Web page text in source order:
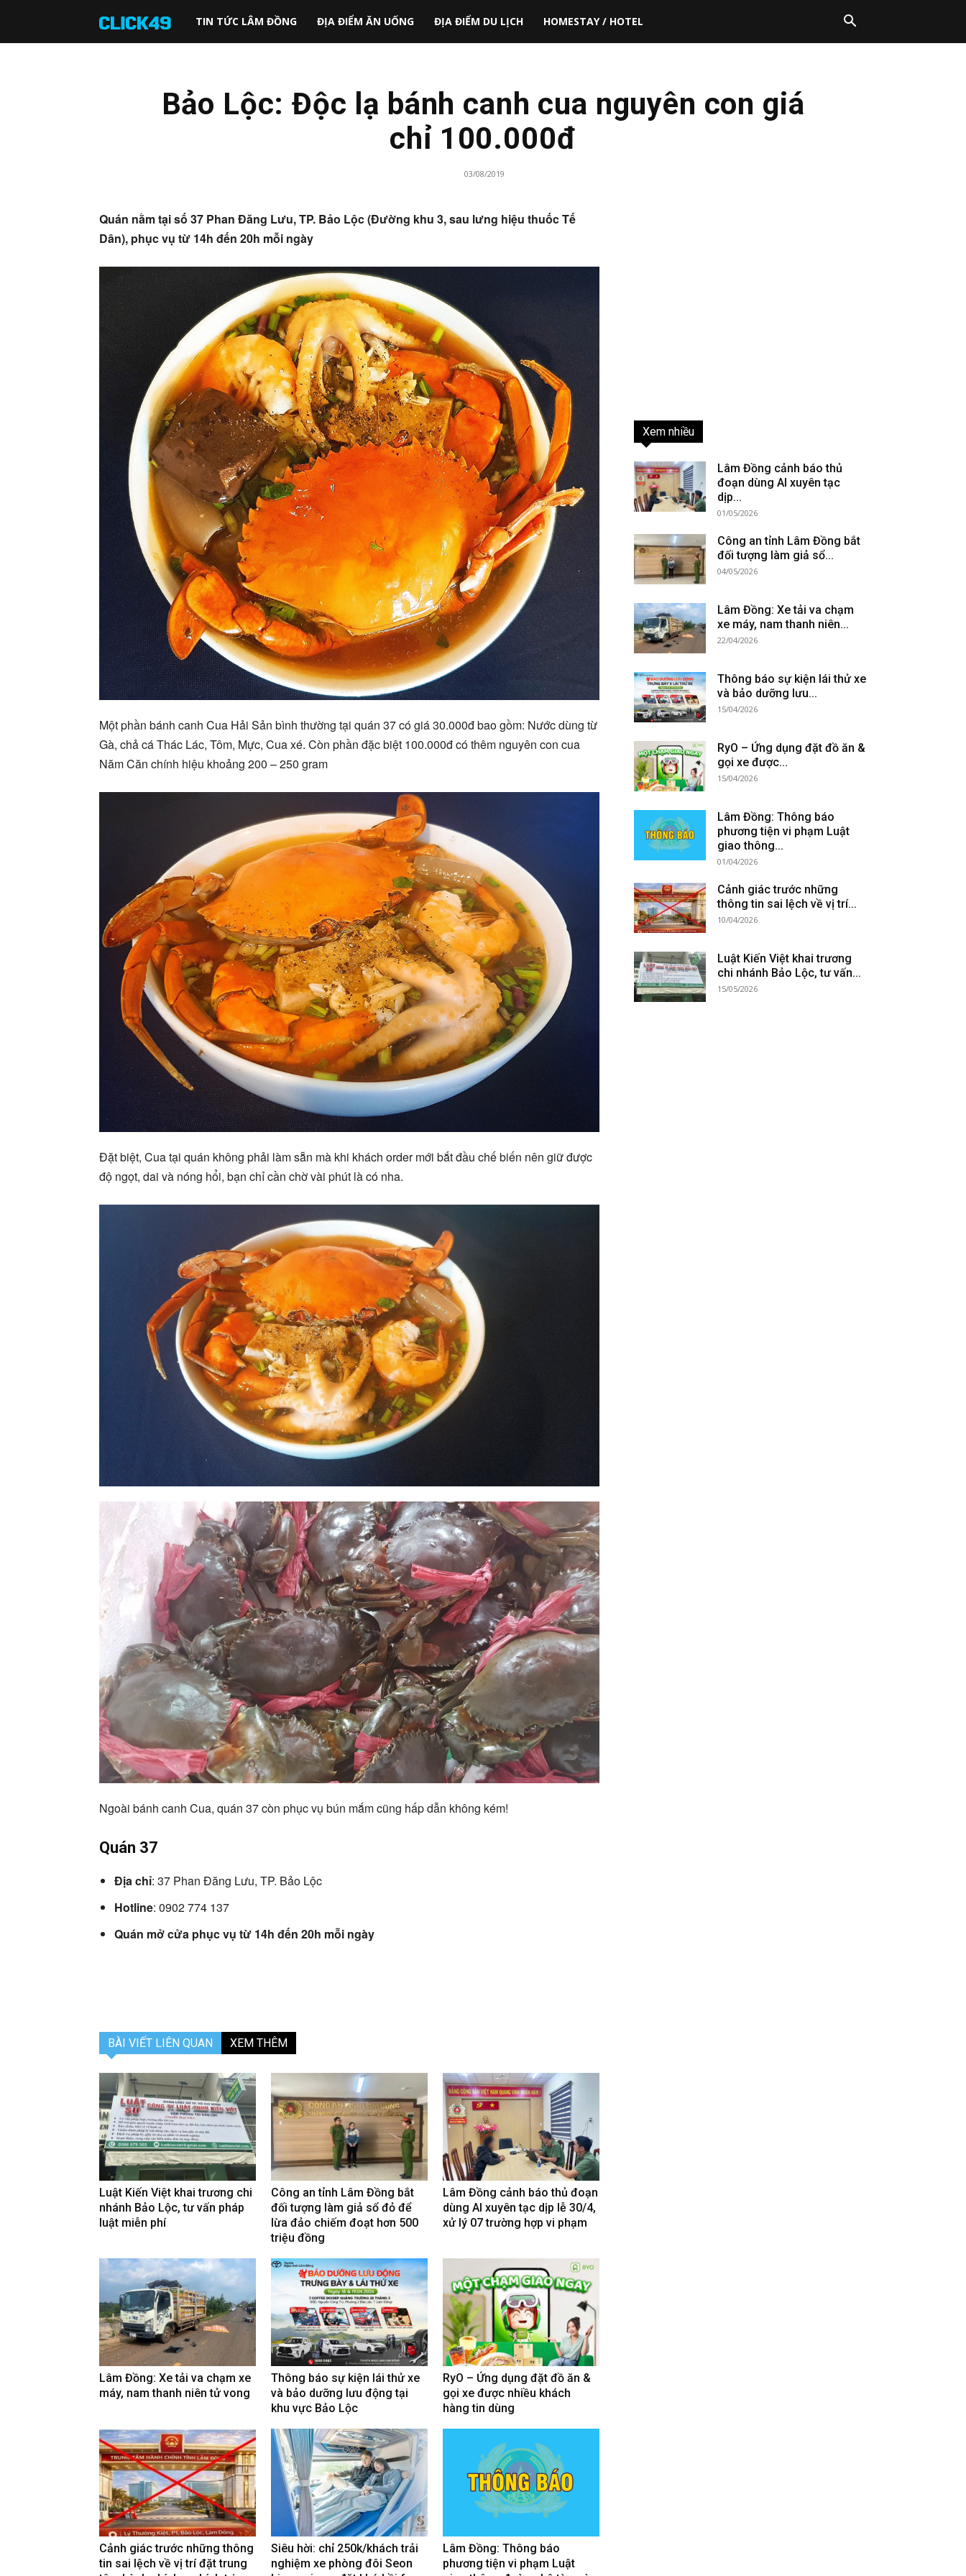
Click49
TIN TỨC LÂM ĐỒNG ĐỊA ĐIỂM ĂN UỐNG ĐỊA ĐIỂM DU LỊCH HOMESTAY / HOTEL
Bảo Lộc: Độc lạ bánh canh cua nguyên con giá
chỉ 100.000đ
03/08/2019
Quán nằm tại số 37 Phan Đăng Lưu, TP. Bảo Lộc (Đường khu 3, sau lưng hiệu thuốc Tế
Dân), phục vụ từ 14h đến 20h mỗi ngày
Một phần bánh canh Cua Hải Sản bình thường tại quán 37 có giá 30.000đ bao gồm: Nước dùng từ
Gà, chả cá Thác Lác, Tôm, Mực, Cua xé. Còn phần đặc biệt 100.000đ có thêm nguyên con cua
Năm Căn chính hiệu khoảng 200 – 250 gram
Đặt biệt, Cua tại quán không phải làm sẵn mà khi khách order mới bắt đầu chế biến nên giữ được
độ ngọt, dai và nóng hổi, bạn chỉ cần chờ vài phút là có nha.
Ngoài bánh canh Cua, quán 37 còn phục vụ bún mắm cũng hấp dẫn không kém!
Quán 37
Địa chỉ: 37 Phan Đăng Lưu, TP. Bảo Lộc
Hotline: 0902 774 137
Quán mở cửa phục vụ từ 14h đến 20h mỗi ngày
BÀI VIẾT LIÊN QUAN XEM THÊM
Luật Kiến Việt khai trương chi
nhánh Bảo Lộc, tư vấn pháp
luật miễn phí
Công an tỉnh Lâm Đồng bắt
đối tượng làm giả sổ đỏ để
lừa đảo chiếm đoạt hơn 500
triệu đồng
Lâm Đồng cảnh báo thủ đoạn
dùng AI xuyên tạc dịp lễ 30/4,
xử lý 07 trường hợp vi phạm
Lâm Đồng: Xe tải va chạm xe
máy, nam thanh niên tử vong
Thông báo sự kiện lái thử xe
và bảo dưỡng lưu động tại
khu vực Bảo Lộc
RyO – Ứng dụng đặt đồ ăn &
gọi xe được nhiều khách
hàng tin dùng
Cảnh giác trước những thông
tin sai lệch về vị trí đặt trung
Siêu hời: chỉ 250k/khách trải
nghiệm xe phòng đôi Seon
Lâm Đồng: Thông báo
phương tiện vi phạm Luật
Xem nhiều
Lâm Đồng cảnh báo thủ
đoạn dùng AI xuyên tạc
dịp...
01/05/2026
Công an tỉnh Lâm Đồng bắt
đối tượng làm giả sổ...
04/05/2026
Lâm Đồng: Xe tải va chạm
xe máy, nam thanh niên...
22/04/2026
Thông báo sự kiện lái thử xe
và bảo dưỡng lưu...
15/04/2026
RyO – Ứng dụng đặt đồ ăn &
gọi xe được...
15/04/2026
Lâm Đồng: Thông báo
phương tiện vi phạm Luật
giao thông...
01/04/2026
Cảnh giác trước những
thông tin sai lệch về vị trí...
10/04/2026
Luật Kiến Việt khai trương
chi nhánh Bảo Lộc, tư vấn...
15/05/2026